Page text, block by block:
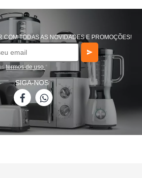
COM TODAS AS NOVIDADES E PROMOÇÕES!
termos de uso *
SIGA-NOS